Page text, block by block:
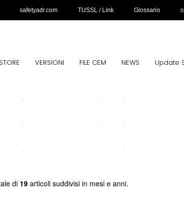
safetyadr.com TUSSL / Link Glossario
STORE VERSIONI FILE CEM NEWS Update
di 19 articoli suddivisi in mesi e anni.